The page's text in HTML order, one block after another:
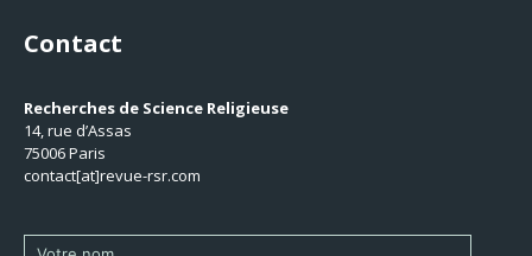
Contact
Recherches de Science Religieuse
14, rue d’Assas
75006 Paris
contact[at]revue-rsr.com